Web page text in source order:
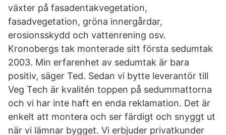
växter på fasadentakvegetation,
fasadvegetation, gröna innergårdar,
erosionsskydd och vattenrening osv.
Kronobergs tak monterade sitt första sedumtak
2003. Min erfarenhet av sedumtak är bara
positiv, säger Ted. Sedan vi bytte leverantör till
Veg Tech är kvalitén toppen på sedummattorna
och vi har inte haft en enda reklamation. Det är
enkelt att montera och ser färdigt och snyggt ut
när vi lämnar bygget. Vi erbjuder privatkunder